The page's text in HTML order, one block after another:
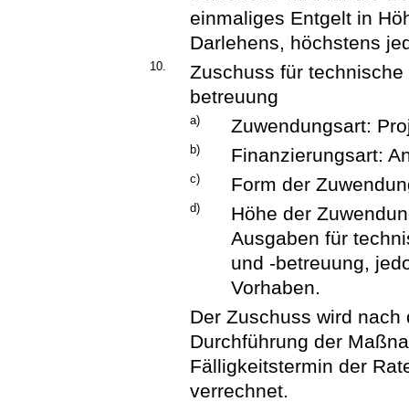
einmaliges Entgelt in
Darlehens, höchstens
10.
Zuschuss für
betreuung
a) Zuwendungsart:
b) Finanzierungsart:
c) Form der
d)
Höhe der
Ausgaben für
und -betreuung,
Vorhaben.
Der Zuschuss wird
Durchführung der
Fälligkeitstermin der
verrechnet.